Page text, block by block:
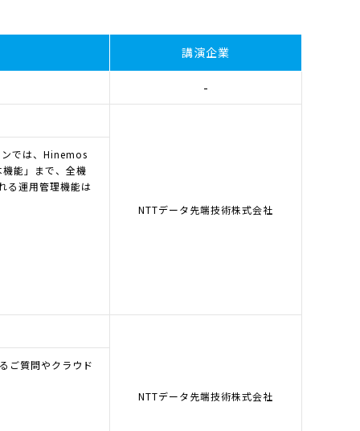
講演企業
-
NTTデータ先端技術株式会社
では、Hinemos
能」まで、全機
る運用管理機能は
NTTデータ先端技術株式会社
ご質問やクラウド